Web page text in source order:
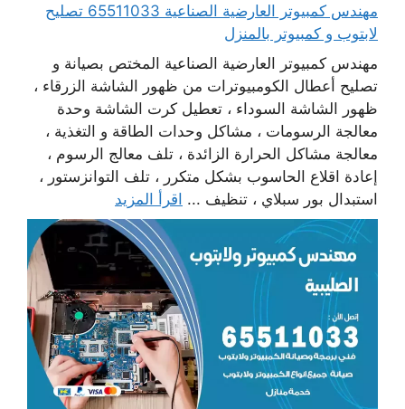
مهندس كمبيوتر العارضية الصناعية 65511033 تصليح
لابتوب و كمبيوتر بالمنزل
مهندس كمبيوتر العارضية الصناعية المختص بصيانة و
تصليح أعطال الكومبيوترات من ظهور الشاشة الزرقاء ،
ظهور الشاشة السوداء ، تعطيل كرت الشاشة وحدة
معالجة الرسومات ، مشاكل وحدات الطاقة و التغذية ،
معالجة مشاكل الحرارة الزائدة ، تلف معالج الرسوم ،
إعادة اقلاع الحاسوب بشكل متكرر ، تلف التوانزستور ،
استبدال بور سبلاي ، تنظيف ... اقرأ المزيد